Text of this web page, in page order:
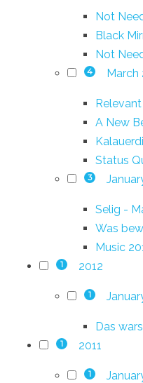
Not
Black
Not
4 March
A New
Status
3
Selig -
Was
Music
1 2012
1
Das
1 2011
1